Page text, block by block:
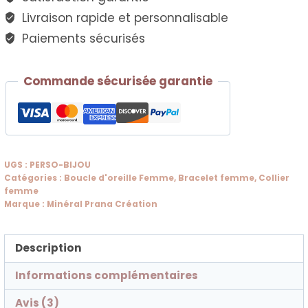
femme
Livraison rapide et personnalisable
Paiements sécurisés
Commande sécurisée garantie
UGS : PERSO-BIJOU
Catégories : Boucle d'oreille Femme, Bracelet femme, Collier
femme
Marque : Minéral Prana Création
Description
Informations complémentaires
Avis (3)